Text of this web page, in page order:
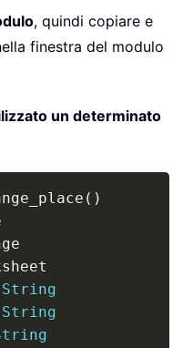
, quindi copiare e
finestra del modulo
un determinato
( )
String
String